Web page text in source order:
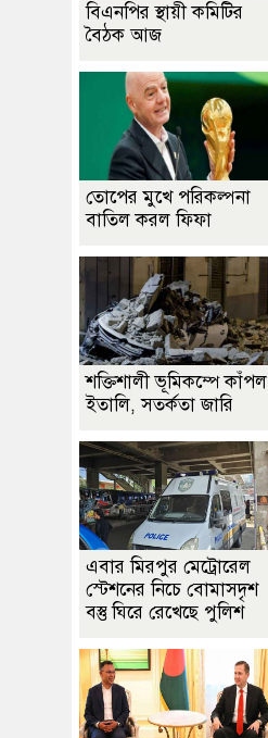
বিএনপির স্থায়ী কমিটির
বৈঠক আজ
তোপের মুখে পরিকল্পনা
বাতিল করল ফিফা
শক্তিশালী ভূমিকম্পে কাঁপল
ইতালি, সতর্কতা জারি
এবার মিরপুর মেট্রোরেল
স্টেশনের নিচে বোমাসদৃশ
বস্তু ঘিরে রেখেছে পুলিশ